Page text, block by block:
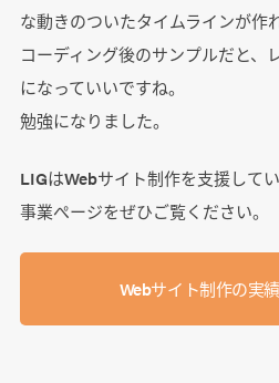
な動きのついたタイムラインが作
コーディング後のサンプルだと、
になっていいですね。
勉強になりました。
LIGはWebサイト制作を支援して
事業ぺージをぜひご覧ください。
Webサイト制作の実